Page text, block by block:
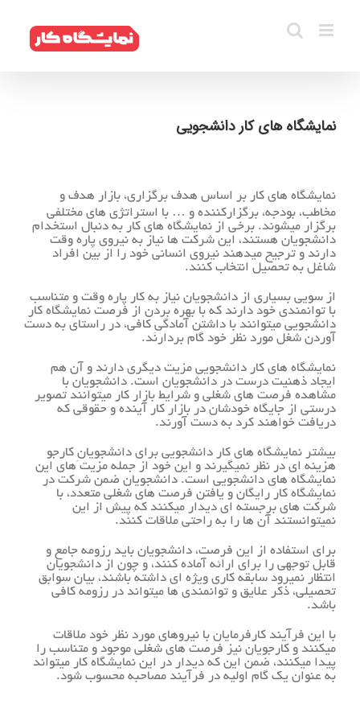
نمایشگاه های کار دانشجویی
نمایشگاه های کار بر اساس هدف برگزاری، بازار هدف و
مخاطب، بودجه، برگزارکننده و … با استراتژی های مختلفی
برگزار میشوند. برخی از نمایشگاه های کار به دنبال استخدام
دانشجویان هستند، این شرکت ها نیاز به نیروی پاره وقت
دارند و ترجیح میدهند نیروی انسانی خود را از بین افراد
شاغل به تحصیل انتخاب کنند.
از سویی بسیاری از دانشجویان نیاز به کار پاره وقت و متناسب
با توانمندی خود دارند که با بهره بردن از فرصت نمایشگاه کار
دانشجویی میتوانند با داشتن آمادگیِ کافی، در راستای به دست
آوردن شغل مورد نظر خود گام بردارند.
نمایشگاه های کار دانشجویی مزیت دیگری دارند و آن هم
ایجاد ذهنیت درست در دانشجویان است. دانشجویان با
مشاهده فرصت های شغلی و شرایط بازار کار میتوانند تصویر
درستی از جایگاه خودشان در بازار کار آینده و حقوقی که
دریافت خواهند کرد به دست آورند.
بیشتر نمایشگاه های کار دانشجویی برای دانشجویانِ کارجو
هزینه ای در نظر نمیگیرند و این خود از جمله مزیت های این
نمایشگاه های دانشجویی است. دانشجویان ضمن شرکت در
نمایشگاه کار رایگان و یافتن فرصت های شغلی متعدد، با
شرکت های برجسته ای دیدار میکنند که پیش از این
نمیتوانستند آن ها را به راحتی ملاقات کنند.
برای استفاده از این فرصت، دانشجویان باید رزومه جامع و
قابل توجهی را برای ارائه آماده کنند، و چون از دانشجویان
انتظار نمیرود سابقه کاری ویژه ای داشته باشند، بیان سوابق
تحصیلی، ذکر علایق و توانمندی ها میتواند در رزومه کافی
باشد.
با این فرآیند کارفرمایان با نیروهای مورد نظر خود ملاقات
میکنند و کارجویان نیز فرصت های شغلی موجود و متناسب را
پیدا میکنند، ضمن این که دیدار در این نمایشگاه کار میتواند
به عنوان یک گام اولیه در فرآیند مصاحبه محسوب شود.